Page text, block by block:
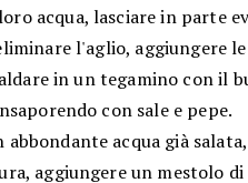
acqua, lasciare in parte
l'aglio, aggiungere
in un tegamino con il
con sale e pepe.
acqua già
aggiungere un mestolo di